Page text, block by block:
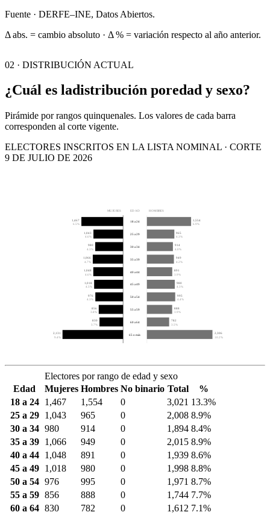
Fuente · DERFE–INE, Datos Abiertos.
Δ abs. = cambio absoluto · Δ % = variación respecto al año anterior.
02 · DISTRIBUCIÓN ACTUAL
¿Cuál es ladistribución poredad y sexo?
Pirámide por rangos quinquenales. Los valores de cada barra
corresponden al corte vigente.
ELECTORES INSCRITOS EN LA LISTA NOMINAL · CORTE
9 DE JULIO DE 2026
MUJERES EDAD HOMBRES
1,467
6.5%
1,554
6.9%
18 a 24
1,043
4.6%
965
4.3%
25 a 29
980
4.3%
914
4.0%
30 a 34
1,066
4.7%
949
4.2%
35 a 39
1,048
4.6%
891
3.9%
40 a 44
1,018
4.5%
980
4.3%
45 a 49
976
4.3%
995
4.4%
50 a 54
856
3.8%
888
3.9%
55 a 59
830
3.7%
782
3.5%
60 a 64
2,131
9.4%
2,306
10.2%
65 o más
Electores por rango de edad y sexo
Edad
Mujeres Hombres No binario Total
%
18 a 24
1,467 1,554 0 3,021 13.3%
25 a 29
1,043 965 0 2,008 8.9%
30 a 34 980 914 0 1,894 8.4%
35 a 39
1,066 949 0 2,015 8.9%
40 a 44
1,048 891 0 1,939 8.6%
45 a 49
1,018 980 0 1,998 8.8%
50 a 54 976 995 0 1,971 8.7%
55 a 59 856 888 0 1,744 7.7%
60 a 64 830 782 0 1,612 7.1%